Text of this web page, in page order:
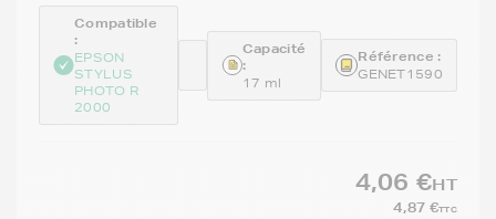
Compatible
:
EPSON
STYLUS
PHOTO R
2000
Capacité
:
17 ml
Référence :
GENET1590
4,06 €HT
4,87 €TTC